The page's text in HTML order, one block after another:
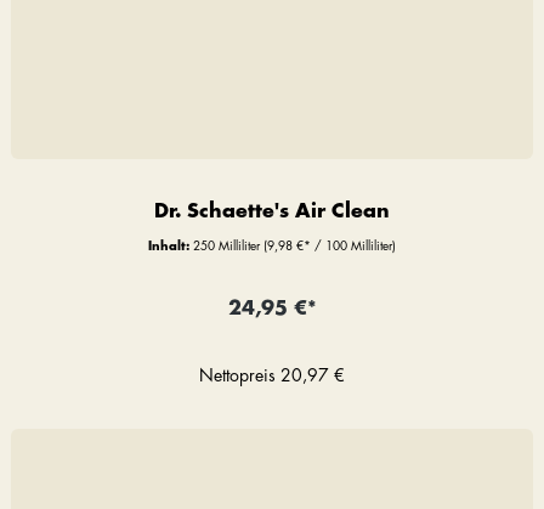
Dr. Schaette's Air Clean
Inhalt: 250 Milliliter (9,98 €* / 100 Milliliter)
24,95 €*
Nettopreis 20,97 €